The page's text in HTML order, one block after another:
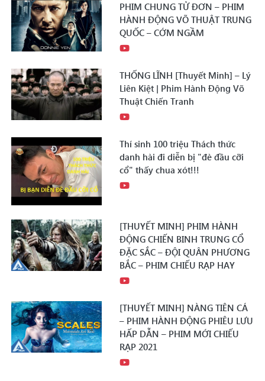
PHIM CHUNG TỬ ĐƠN – PHIM
HÀNH ĐỘNG VÕ THUẬT TRUNG
QUỐC – CỚM NGẦM
THỐNG LĨNH [Thuyết Minh] – Lý
Liên Kiệt | Phim Hành Động Võ
Thuật Chiến Tranh
Thí sinh 100 triệu Thách thức
danh hài đi diễn bị "đè đầu cỡi
cổ" thấy chua xót!!!
[THUYẾT MINH] PHIM HÀNH
ĐỘNG CHIẾN BINH TRUNG CỔ
ĐẶC SẮC – ĐỘI QUÂN PHƯƠNG
BẮC – PHIM CHIẾU RẠP HAY
[THUYẾT MINH] NÀNG TIÊN CÁ
– PHIM HÀNH ĐỘNG PHIÊU LƯU
HẤP DẪN – PHIM MỚI CHIẾU
RẠP 2021